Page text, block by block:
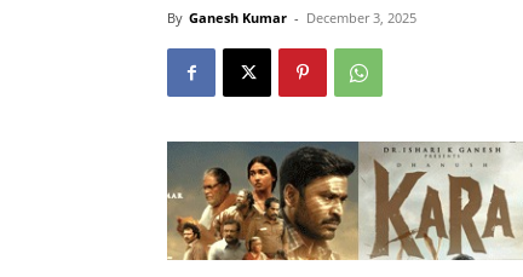
By Ganesh Kumar - December 3, 2025